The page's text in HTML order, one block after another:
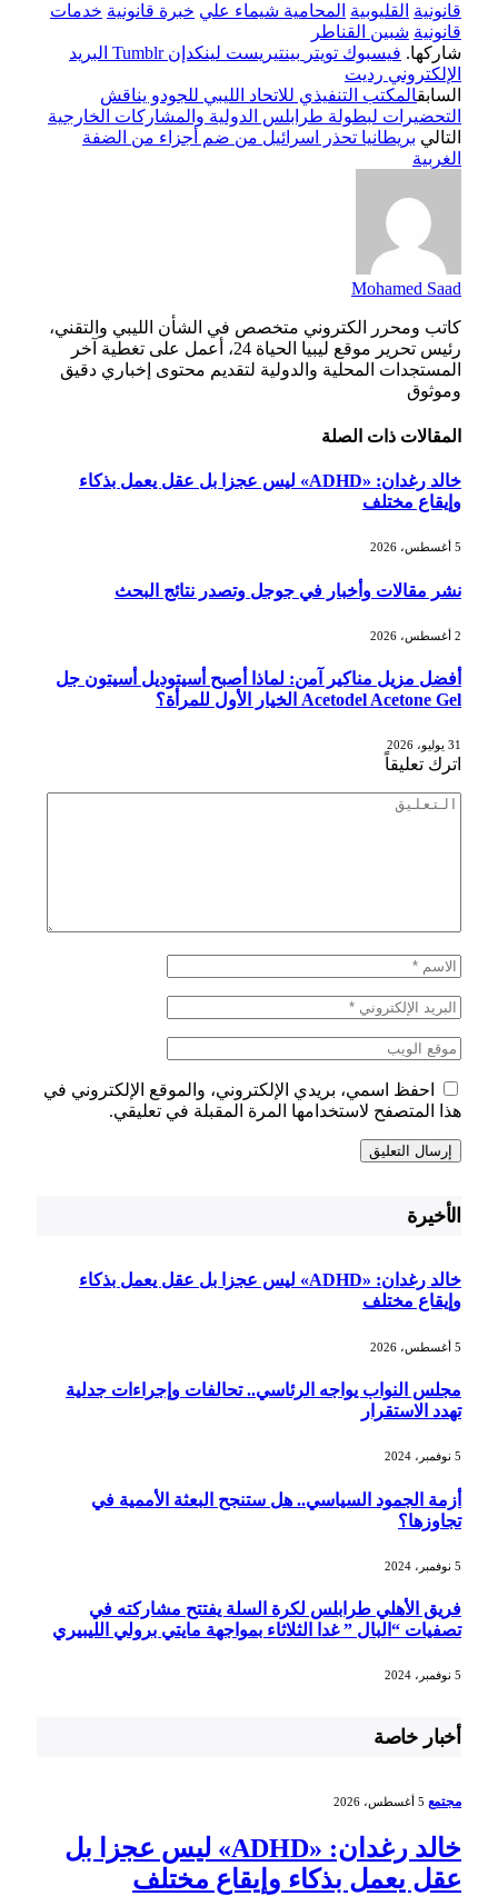
قانونية القليوبية المحامية شيماء علي خبرة قانونية خدمات
قانونية شبين القناطر
شاركها. فيسبوك تويتر بينتيريست لينكدإن Tumblr البريد
الإلكتروني رديت
السابقالمكتب التنفيذي للاتحاد الليبي للجودو يناقش
التحضيرات لبطولة طرابلس الدولية والمشاركات الخارجية
التالي بريطانيا تحذر اسرائيل من ضم أجزاء من الضفة
الغربية
Mohamed Saad
كاتب ومحرر الكتروني متخصص في الشأن الليبي والتقني،
رئيس تحرير موقع ليبيا الحياة 24، أعمل على تغطية آخر
المستجدات المحلية والدولية لتقديم محتوى إخباري دقيق
وموثوق
المقالاتذات الصلة
خالد رغدان: «ADHD» ليس عجزا بل عقل يعمل بذكاء
وإيقاع مختلف
نشر مقالات وأخبار في جوجل وتصدر نتائج البحث
أفضل مزيل مناكير آمن: لماذا أصبح أسيتوديل أسيتون جل
Acetodel Acetone Gel الخيار الأول للمرأة؟
31 يوليو، 2026
اترك تعليقاً
احفظ اسمي، بريدي الإلكتروني، والموقع الإلكتروني في
هذا المتصفح لاستخدامها المرة المقبلة في تعليقي.
الأخيرة
خالد رغدان: «ADHD» ليس عجزا بل عقل يعمل بذكاء
وإيقاع مختلف
مجلس النواب يواجه الرئاسي.. تحالفات وإجراءات جدلية
تهدد الاستقرار
أزمة الجمود السياسي.. هل ستنجح البعثة الأممية في
تجاوزها؟
فريق الأهلي طرابلس لكرة السلة يفتتح مشاركته في
تصفيات “البال ” غدا الثلاثاء بمواجهة مايتي برولي الليبيري
أخبار خاصة
مجتمع 5 أغسطس، 2026
خالد رغدان: «ADHD» ليس عجزا بل
عقل يعمل بذكاء وإيقاع مختلف